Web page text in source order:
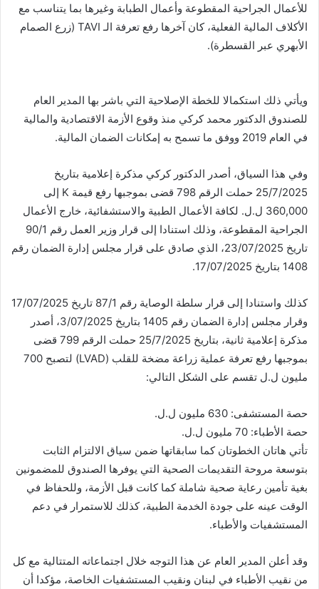
للأعمال الجراحية المقطوعة وأعمال الطبابة وغيرها بما يتناسب مع
الأكلاف المالية الفعلية، كان آخرها رفع تعرفة الـ TAVI (زرع الصمام
الأبهري عبر القسطرة).
ويأتي ذلك استكمالا للخطة الإصلاحية التي باشر بها المدير العام
للصندوق الدكتور محمد كركي منذ وقوع الأزمة الاقتصادية والمالية
في العام 2019 ووفق ما تسمح به إمكانات الضمان المالية.
وفي هذا السياق، أصدر الدكتور كركي مذكرة إعلامية بتاريخ
25/7/2025 حملت الرقم 798 قضى بموجبها رفع قيمة K إلى
360,000 ل.ل. لكافة الأعمال الطبية والاستشفائية، خارج الأعمال
الجراحية المقطوعة، وذلك استنادا إلى قرار وزير العمل رقم 90/1
تاريخ 23/07/2025، الذي صادق على قرار مجلس إدارة الضمان رقم
1408 بتاريخ 17/07/2025.
كذلك واستنادا إلى قرار سلطة الوصاية رقم 87/1 تاريخ 17/07/2025
وقرار مجلس إدارة الضمان رقم 1405 بتاريخ 3/07/2025، أصدر
مذكرة إعلامية ثانية، بتاريخ 25/7/2025 حملت الرقم 799 قضى
بموجبها رفع تعرفة عملية زراعة مضخة للقلب (LVAD) لتصبح 700
مليون ل.ل تقسم على الشكل التالي:
حصة المستشفى: 630 مليون ل.ل.
حصة الأطباء: 70 مليون ل.ل.
تأتي هاتان الخطوتان كما سابقاتها ضمن سياق الالتزام الثابت
بتوسعة مروحة التقديمات الصحية التي يوفرها الصندوق للمضمونين
بغية تأمين رعاية صحية شاملة كما كانت قبل الأزمة، وللحفاظ في
الوقت عينه على جودة الخدمة الطبية، كذلك للاستمرار في دعم
المستشفيات والأطباء.
وقد أعلن المدير العام عن هذا التوجه خلال اجتماعاته المتتالية مع كل
من نقيب الأطباء في لبنان ونقيب المستشفيات الخاصة، مؤكدا أن